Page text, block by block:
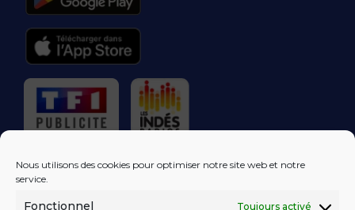
Nous utilisons des cookies pour optimiser notre site web et notre
service.
Fonctionnel Toujours activé
RÉGIE PUBLICITAIRE